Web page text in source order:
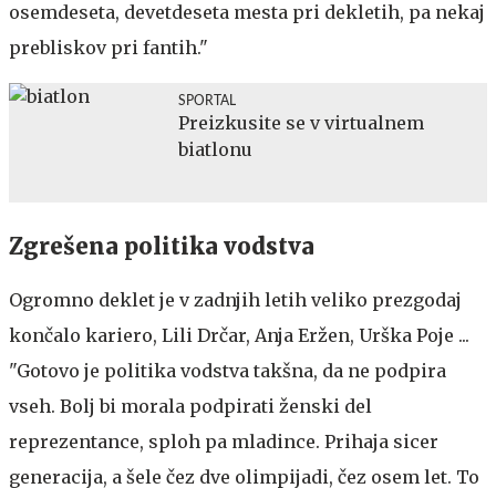
osemdeseta, devetdeseta mesta pri dekletih, pa nekaj
prebliskov pri fantih."
SPORTAL
Preizkusite se v virtualnem
biatlonu
Zgrešena politika vodstva
Ogromno deklet je v zadnjih letih veliko prezgodaj
končalo kariero, Lili Drčar, Anja Eržen, Urška Poje ...
"Gotovo je politika vodstva takšna, da ne podpira
vseh. Bolj bi morala podpirati ženski del
reprezentance, sploh pa mladince. Prihaja sicer
generacija, a šele čez dve olimpijadi, čez osem let. To